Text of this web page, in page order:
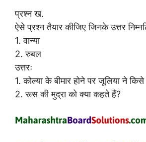
प्रश्न ख.
ऐसे प्रश्न तैयार कीजिए जिनके उत्तर
1. वान्या
2. रुबल
उत्तरः
1. कोल्या के बीमार होने पर जूलिया ने किसे
2. रूस की मुद्रा को क्या कहते हैं?